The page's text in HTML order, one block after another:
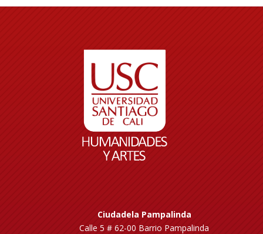
Ciudadela Pampalinda
Calle 5 # 62-00 Barrio Pampalinda